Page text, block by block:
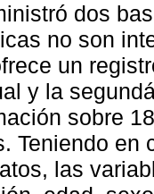
dos
no son
un
y la
sobre
Teniendo en
las